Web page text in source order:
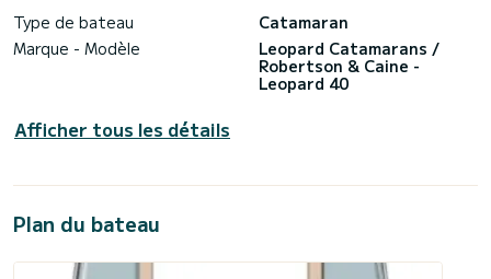
Type de bateau
Catamaran
Marque - Modèle
Leopard Catamarans /
Robertson & Caine -
Leopard 40
Afficher tous les détails
Plan du bateau